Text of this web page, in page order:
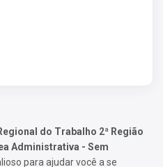
do Trabalho 2ª Região
Administrativa - Sem
para ajudar você a se